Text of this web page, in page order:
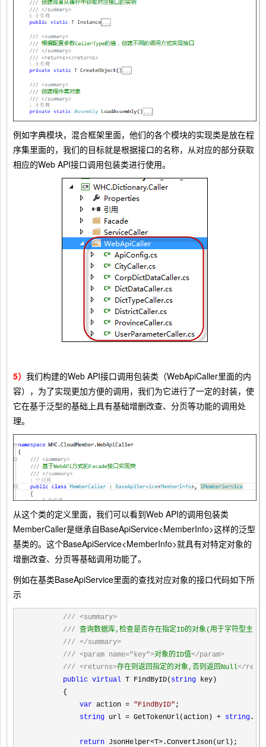
例如字典模块，混合框架里面，他们的各个模块的实现类是放在程
序集里面的，我们的目标就是根据接口的名称，从对应的部分获取
相应的Web API接口调用包装类进行使用。
5） 我们构建的Web API接口调用包装类（WebApiCaller里面的内
容），为了实现更加方便的调用，我们为它进行了一定的封装，使
它在基于泛型的基础上具有基础增删改查、分页等功能的调用处
理。
从这个类的定义里面，我们可以看到Web API的调用包装类
MemberCaller是继承自BaseApiService<MemberInfo>这样的泛型
基类的。这个BaseApiService<MemberInfo>就具有对特定对象的
增删改查、分页等基础调用功能了。
例如在基类BaseApiService里面的查找对应对象的接口代码如下所
示
/// <summary>
/// 查询数据库,检查是否存在指定ID的对象(用于字符型主键)
/// </summary>
/// <param name="key">对象的ID值</param>
/// <returns>存在则返回指定的对象,否则返回Null</
public virtual T FindByID( string key)
        {
var action = "FindByID" ;
string url = GetTokenUrl(action) + string
return JsonHelper<T> .ConvertJson(url);